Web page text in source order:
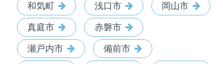
和気町 浅口市 岡山市
真庭市 赤磐市
瀬戸内市 備前市